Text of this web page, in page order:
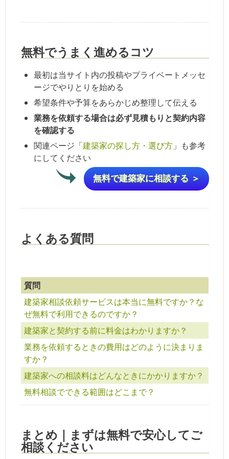
無料でうまく進めるコツ
最初は当サイト内の投稿やプライベートメッセ
ージでやりとりを始める
希望条件や予算をあらかじめ整理して伝える
業務を依頼する場合は必ず見積もりと契約内容
を確認する
関連ページ「建築家の探し方・選び方 」も参考
にしてください
無料で建築家に相談する ＞
よくある質問
質問
建築家相談依頼サービスは本当に無料ですか？な
ぜ無料で利用できるのですか？
建築家と契約する前に料金はわかりますか？
業務を依頼するときの費用はどのように決まりま
すか？
建築家への相談料はどんなときにかかりますか？
無料相談でできる範囲はどこまで？
まとめ｜まずは無料で安心してご
相談ください